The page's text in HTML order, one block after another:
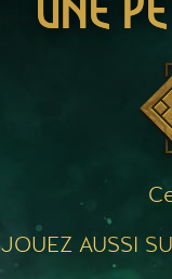
UNE
JOUEZ AUSSI